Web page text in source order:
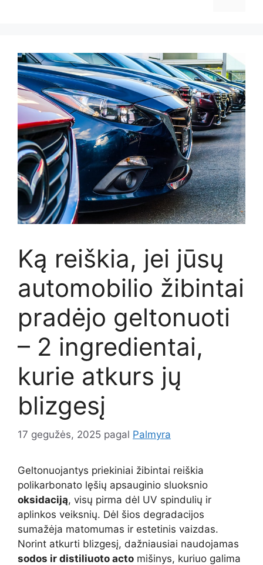
Ką reiškia, jei jūsų
automobilio žibintai
pradėjo geltonuoti
– 2 ingredientai,
kurie atkurs jų
blizgesį
17 gegužės, 2025 pagal Palmyra
Geltonuojantys priekiniai žibintai reiškia
polikarbonato lęšių apsauginio sluoksnio
oksidaciją, visų pirma dėl UV spindulių ir
aplinkos veiksnių. Dėl šios degradacijos
sumažėja matomumas ir estetinis vaizdas.
Norint atkurti blizgesį, dažniausiai naudojamas
sodos ir distiliuoto acto mišinys, kuriuo galima